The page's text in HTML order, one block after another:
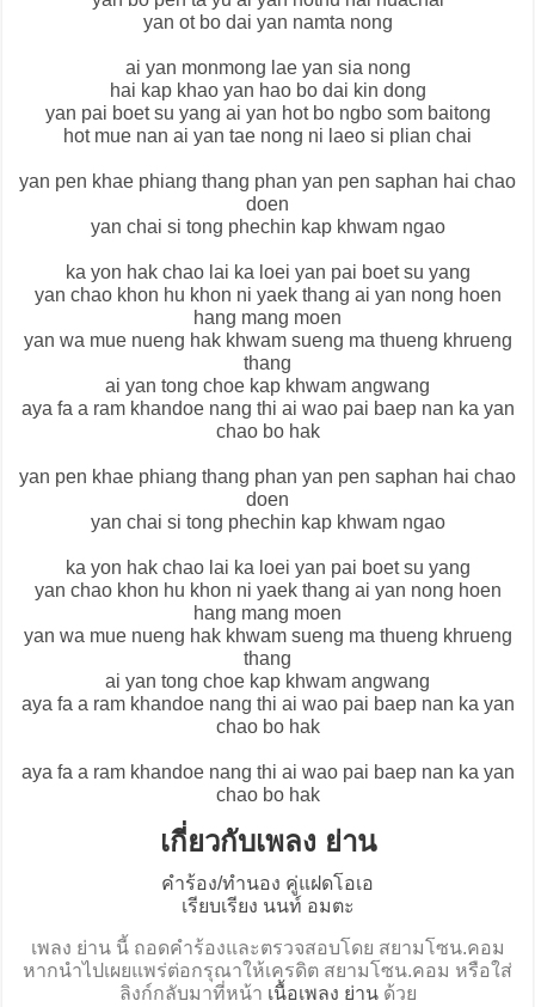
yan ot bo dai yan namta nong
ai yan monmong lae yan sia nong
hai kap khao yan hao bo dai kin dong
yan pai boet su yang ai yan hot bo ngbo som baitong
hot mue nan ai yan tae nong ni laeo si plian chai
yan pen khae phiang thang phan yan pen saphan hai chao
doen
yan chai si tong phechin kap khwam ngao
ka yon hak chao lai ka loei yan pai boet su yang
yan chao khon hu khon ni yaek thang ai yan nong hoen
hang mang moen
yan wa mue nueng hak khwam sueng ma thueng khrueng
thang
ai yan tong choe kap khwam angwang
aya fa a ram khandoe nang thi ai wao pai baep nan ka yan
chao bo hak
yan pen khae phiang thang phan yan pen saphan hai chao
doen
yan chai si tong phechin kap khwam ngao
ka yon hak chao lai ka loei yan pai boet su yang
yan chao khon hu khon ni yaek thang ai yan nong hoen
hang mang moen
yan wa mue nueng hak khwam sueng ma thueng khrueng
thang
ai yan tong choe kap khwam angwang
aya fa a ram khandoe nang thi ai wao pai baep nan ka yan
chao bo hak
aya fa a ram khandoe nang thi ai wao pai baep nan ka yan
chao bo hak
เกี่ยวกับเพลง ย่าน
คำร้อง/ทำนอง คู่แฝดโอเอ
เรียบเรียง นนท์ อมตะ
เพลง ย่าน นี้ ถอดคำร้องและตรวจสอบโดย สยามโซน.คอม
หากนำไปเผยแพร่ต่อกรุณาให้เครดิต สยามโซน.คอม หรือใส่
ลิงก์กลับมาที่หน้า เนื้อเพลง ย่านด้วย